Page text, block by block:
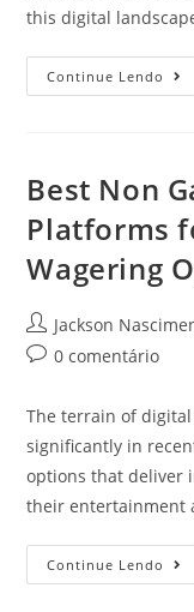
this digital
Continue Lendo
Best Non
Platforms
Wagering
Jackson
0 comentário
The terrain of
significantly in
options that deliver
their entertainment
Continue Lendo